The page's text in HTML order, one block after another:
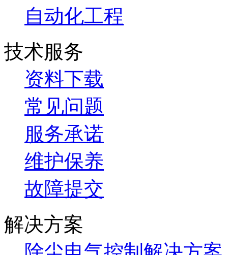
自动化工程
技术服务
资料下载
常见问题
服务承诺
维护保养
故障提交
解决方案